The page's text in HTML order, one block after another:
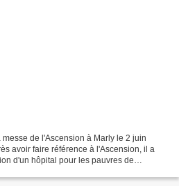
de l'Ascension à Marly le 2 juin
avoir faire référence à l'Ascension, il a
d'un hôpital pour les pauvres de